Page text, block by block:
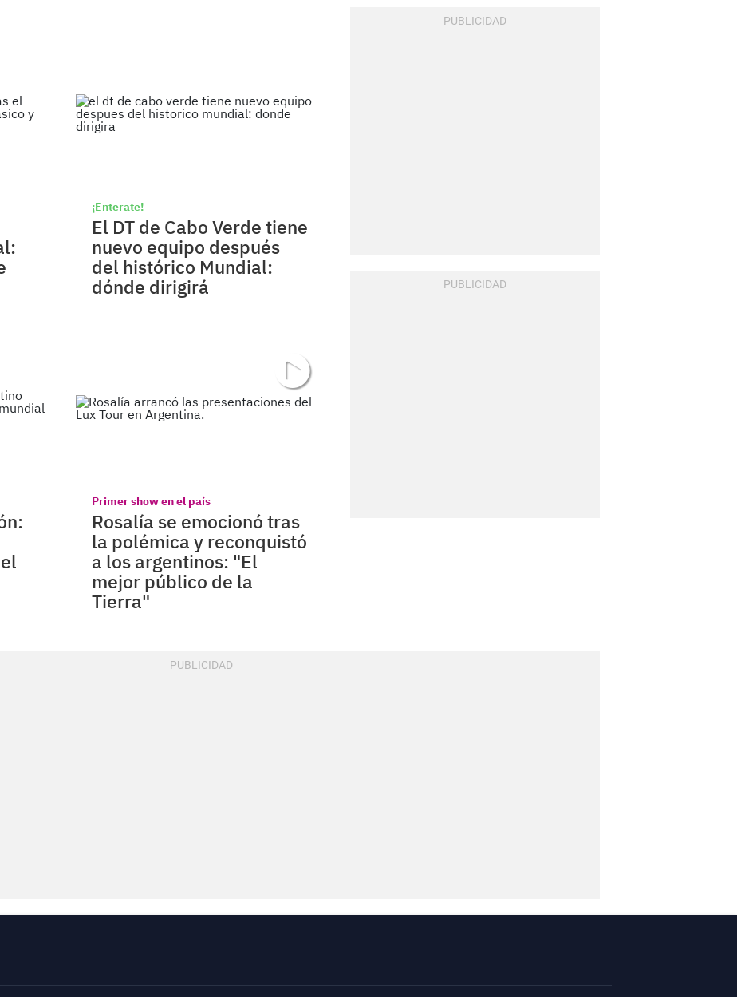
¡Enterate!
El DT de Cabo Verde tiene
nuevo equipo después
del histórico Mundial:
dónde dirigirá
Primer show en el país
Rosalía se emocionó tras
la polémica y reconquistó
a los argentinos: "El
mejor público de la
Tierra"